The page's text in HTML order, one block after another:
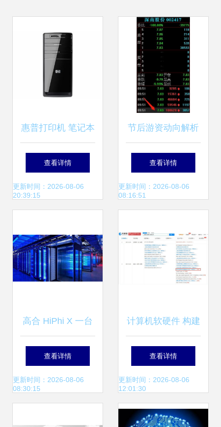
惠普打印机 笔记本
电脑 台式机和其他
产品的软件和驱动
户支持
查看详情
更新时间：2026-08-06
20:39:15
节后游资动向解析
劳动路4398万强攻
深南股份，计算机
查看详情
更新时间：2026-08-06
08:16:51
高合 HiPhi X 一台
生在当下，活在未
来的可进化超跑
查看详情
更新时间：2026-08-06
08:30:15
计算机软硬件 构建
数字世界的基石
查看详情
更新时间：2026-08-06
12:01:30